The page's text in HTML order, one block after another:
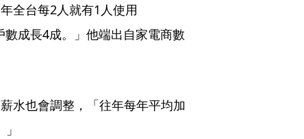
全台每2人就有1人使用
成長4成。」他端出自家電商數
水也會調整，「往年每年平均加